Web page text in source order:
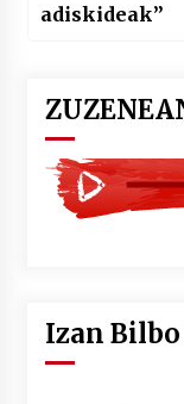
adiskideak”
Izan